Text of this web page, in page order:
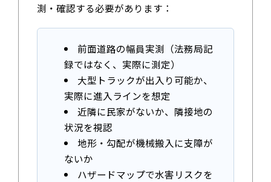
測・確認する必要があります：
前面道路の幅員実測（法務局記
録ではなく、実際に測定）
大型トラックが出入り可能か、
実際に進入ラインを想定
近隣に民家がないか、隣接地の
状況を視認
地形・勾配が機械搬入に支障が
ないか
ハザードマップで水害リスクを